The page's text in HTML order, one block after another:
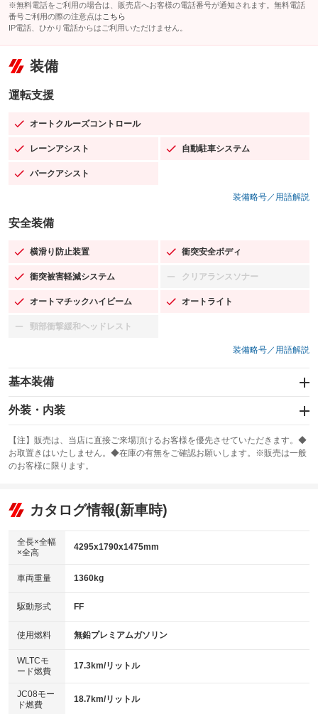
※無料電話をご利用の場合は、販売店へお客様の電話番号が通知されます。無料電話
番号ご利用の際の注意点は こちら
IP電話、ひかり電話からはご利用いただけません。
装備
運転支援
オートクルーズコントロール
：装備あり
レーンアシスト
：装備あり 自動駐車システム
：装備あり
パークアシスト
：装備あり
装備略号／用語解説
安全装備
横滑り防止装置
：装備あり 衝突安全ボディ
：装備あり
衝突被害軽減システム
：装備あり クリアランスソナー
：装備なし
オートマチックハイビーム
：装備あり オートライト
：装備あり
頸部衝撃緩和ヘッドレスト
：装備なし
装備略号／用語解説
基本装備
エアバッグ：運転席/助手席/サイド
：装備あり
：装備なし
サンルーフ
：装備なし ABS
リフトアップ
：装備なし
：装備なし
パワーウィンドウ
アイドリングストップ
：装備あり
USB入力端子
：装備あり
100V電源
：装備なし
センターデフロック
：装備なし
電動格納ミラー
：装備あり
外装・内装
カーナビ：メモリーナビ他
：装備あり
TV：ワンセグ
：装備あり
ビジュアル
：装備なし
：装備あり
革シート
キーレス
HID(キセノンライト)
：装備あり
バックカメラ
：装備あり
エアロ
：装備なし
：装備なし
パワーシート
【注】販売は、当店に直接ご来場頂けるお客様を優先させていただきます。◆
お取置きはいたしません。◆在庫の有無をご確認お願いします。※販売は一般
のお客様に限ります。
カタログ情報(新車時)
全長×全幅
×全高
4295x1790x1475mm
車両重量 1360kg
駆動形式 FF
使用燃料 無鉛プレミアムガソリン
WLTCモ
ード燃費
17.3km/リットル
JC08モー
ド燃費
18.7km/リットル